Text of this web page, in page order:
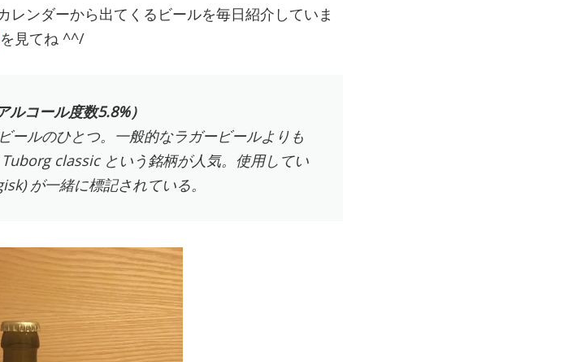
ンダーから出てくるビールを毎日紹介していま
を見てね ^^/
コール度数5.8%）
ールのひとつ。一般的なラガービールよりも
classic という銘柄が人気。使用してい
が一緒に標記されている。